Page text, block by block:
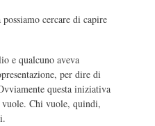
cercare di capire
e qualcuno aveva
per dire di
questa iniziativa
vuole. Chi vuole, quindi,